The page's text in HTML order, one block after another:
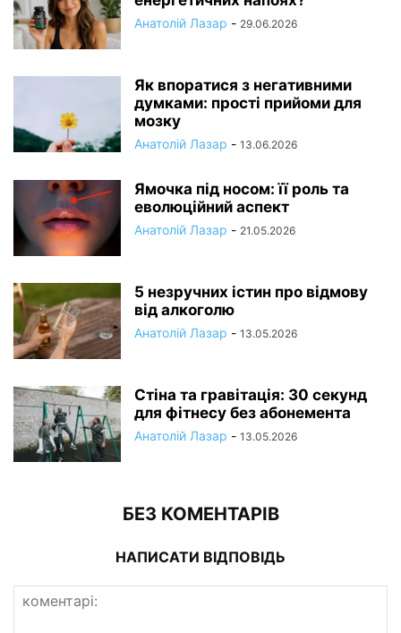
Анатолій Лазар - 29.06.2026
Як впоратися з негативними
думками: прості прийоми для
мозку
Анатолій Лазар - 13.06.2026
Ямочка під носом: її роль та
еволюційний аспект
Анатолій Лазар - 21.05.2026
5 незручних істин про відмову
від алкоголю
Анатолій Лазар - 13.05.2026
Стіна та гравітація: 30 секунд
для фітнесу без абонемента
Анатолій Лазар - 13.05.2026
БЕЗ КОМЕНТАРІВ
НАПИСАТИ ВІДПОВІДЬ